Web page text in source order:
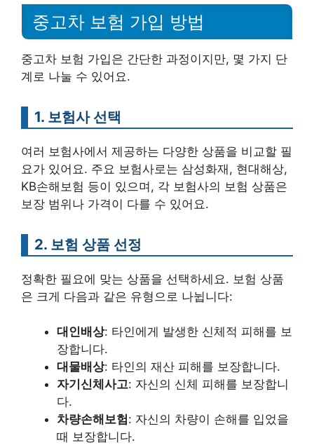
중고차 보험 가입 방법
중고차 보험 가입은 간단한 과정이지만, 몇 가지 단
계로 나눌 수 있어요.
1. 보험사 선택
여러 보험사에서 제공하는 다양한 상품을 비교할 필
요가 있어요. 주요 보험사로는 삼성화재, 현대해상,
KB손해보험 등이 있으며, 각 보험사의 보험 상품은
보장 범위나 가격이 다를 수 있어요.
2. 보험 상품 선정
정확한 필요에 맞는 상품을 선택하세요. 보험 상품
은 크게 다음과 같은 유형으로 나뉩니다:
대인배상: 타인에게 발생한 신체적 피해를 보
장합니다.
대물배상: 타인의 재산 피해를 보장합니다.
자기신체사고: 자신의 신체 피해를 보장합니
다.
차량손해보험: 자신의 차량이 손해를 입었을
때 보장합니다.